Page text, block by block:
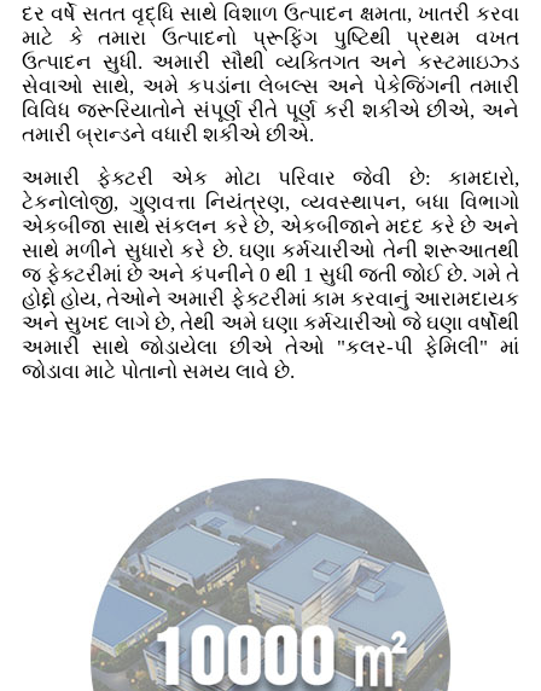
દર વર્ષે સતત વૃદ્ધિ સાથે વિશાળ ઉત્પાદન ક્ષમતા, ખાતરી કરવા
માટે કે તમારા ઉત્પાદનો પ્રૂફિંગ પુષ્ટિથી પ્રથમ વખત
ઉત્પાદન સુધી. અમારી સૌથી વ્યક્તિગત અને કસ્ટમાઇઝ્ડ
સેવાઓ સાથે, અમે કપડાંના લેબલ્સ અને પેકેજિંગની તમારી
વિવિધ જરૂરિયાતોને સંપૂર્ણ રીતે પૂર્ણ કરી શકીએ છીએ, અને
તમારી બ્રાન્ડને વધારી શકીએ છીએ.
અમારી ફેક્ટરી એક મોટા પરિવાર જેવી છે: કામદારો,
ટેકનોલોજી, ગુણવત્તા નિયંત્રણ, વ્યવસ્થાપન, બધા વિભાગો
એકબીજા સાથે સંકલન કરે છે, એકબીજાને મદદ કરે છે અને
સાથે મળીને સુધારો કરે છે. ઘણા કર્મચારીઓ તેની શરૂઆતથી
જ ફેક્ટરીમાં છે અને કંપનીને 0 થી 1 સુધી જતી જોઈ છે. ગમે તે
હોદ્દો હોય, તેઓને અમારી ફેક્ટરીમાં કામ કરવાનું આરામદાયક
અને સુખદ લાગે છે, તેથી અમે ઘણા કર્મચારીઓ જે ઘણા વર્ષોથી
અમારી સાથે જોડાયેલા છીએ તેઓ "કલર-પી ફેમિલી" માં
જોડાવા માટે પોતાનો સમય લાવે છે.